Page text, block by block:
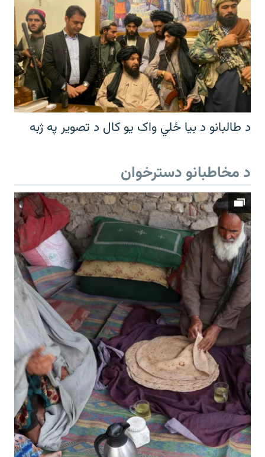
د طالبانو د بیا ځلي واک یو کال د تصویر په ژبه
د مخاطبانو دسترخوان